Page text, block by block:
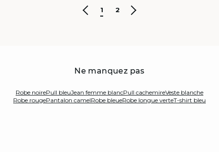
1 2
Ne manquez pas
Robe noirePull bleuJean femme blancPull cachemireVeste blanche
Robe rougePantalon camelRobe bleueRobe longue verteT-shirt bleu